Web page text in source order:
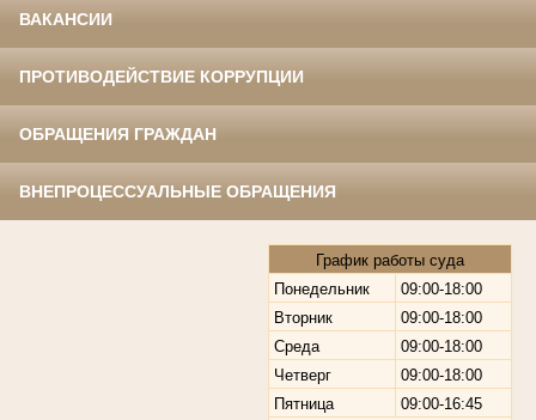
ВАКАНСИИ
ПРОТИВОДЕЙСТВИЕ КОРРУПЦИИ
ОБРАЩЕНИЯ ГРАЖДАН
ВНЕПРОЦЕССУАЛЬНЫЕ ОБРАЩЕНИЯ
График работы суда
Понедельник
09:00-18:00
Вторник
09:00-18:00
Среда
09:00-18:00
Четверг
09:00-18:00
Пятница
09:00-16:45